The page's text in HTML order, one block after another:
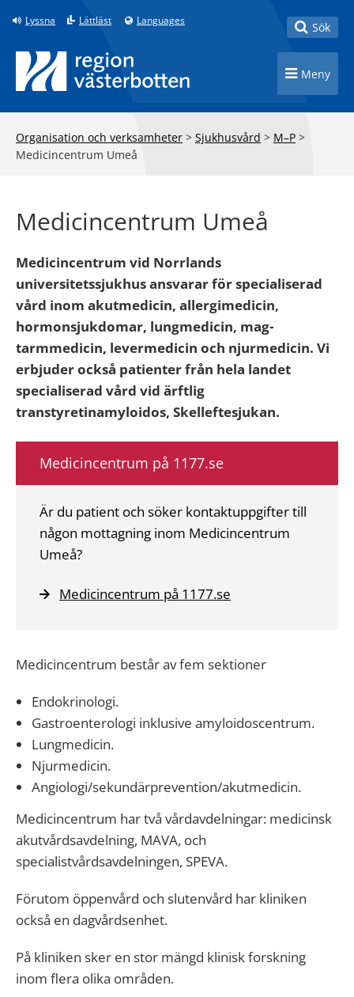
Till innehåll på sidan
Lyssna Lättläst Languages Toggle
Sök
Toggle
Meny
Organisation och verksamheter > Sjukhusvård > M–P >
Medicincentrum Umeå
Medicincentrum Umeå
Medicincentrum vid Norrlands
universitetssjukhus ansvarar för specialiserad
vård inom akutmedicin, allergimedicin,
hormonsjukdomar, lungmedicin, mag-
tarmmedicin, levermedicin och njurmedicin. Vi
erbjuder också patienter från hela landet
specialiserad vård vid ärftlig
transtyretinamyloidos, Skelleftesjukan.
Medicincentrum på 1177.se
Är du patient och söker kontaktuppgifter till
någon mottagning inom Medicincentrum
Umeå?
Medicincentrum på 1177.se
Medicincentrum består av fem sektioner
Endokrinologi.
Gastroenterologi inklusive amyloidoscentrum.
Lungmedicin.
Njurmedicin.
Angiologi/sekundärprevention/akutmedicin.
Medicincentrum har två vårdavdelningar: medicinsk
akutvårdsavdelning, MAVA, och
specialistvårdsavdelningen, SPEVA.
Förutom öppenvård och slutenvård har kliniken
också en dagvårdsenhet.
På kliniken sker en stor mängd klinisk forskning
inom flera olika områden.